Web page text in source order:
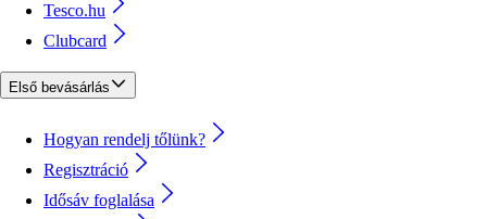
Tesco.hu
Clubcard
Első bevásárlás
Hogyan rendelj tőlünk?
Regisztráció
Idősáv foglalása